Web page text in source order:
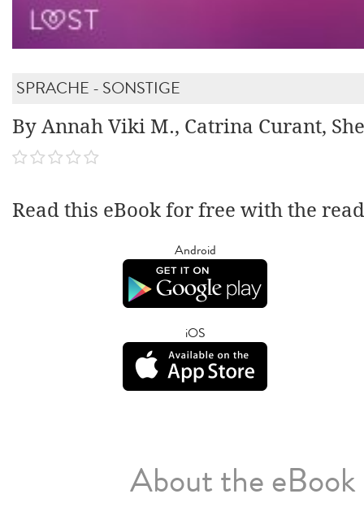
SPRACHE - SONSTIGE
By Annah Viki M., Catrina Curant,
Read this eBook for free with the
Android
iOS
About the eBook